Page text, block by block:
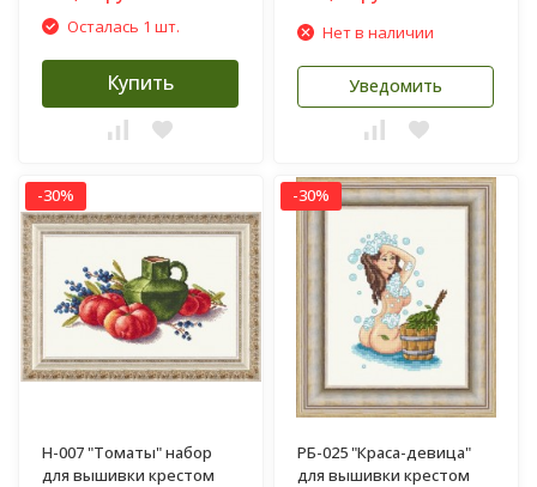
Осталась 1 шт.
Купить
Нет в наличии
Уведомить
-30%
Н-007 "Томаты" набор
для вышивки крестом
-30%
РБ-025 "Краса-девица"
для вышивки крестом